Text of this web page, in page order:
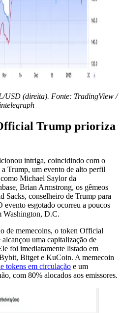
USD (direita). Fonte: TradingView /
Trump prioriza
intriga, coincidindo com o
Trump, um evento de alto perfil
Michael Saylor da
Brian Armstrong, os gêmeos
Sacks, conselheiro de Trump para
esgotado ocorreu a poucos
Washington, D.C.
de memecoins, o token Official
uma capitalização de
foi imediatamente listado em
Bitget e KuCoin. A memecoin
tokens em circulação e um
com 80% alocados aos emissores.